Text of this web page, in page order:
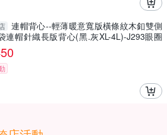
連帽背心--輕薄暖意寬版橫條紋木釦雙側
連帽針織長版背心(黑.灰XL-4L)-J293眼圈
大尺碼